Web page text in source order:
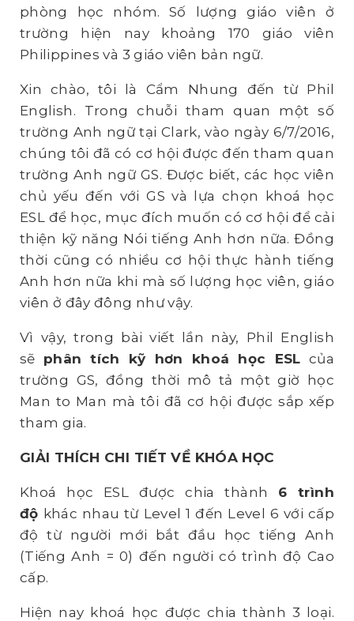
phòng học nhóm. Số lượng giáo viên ở
trường hiện nay khoảng 170 giáo viên
Philippines và 3 giáo viên bản ngữ.
Xin chào, tôi là Cẩm Nhung đến từ Phil
English. Trong chuỗi tham quan một số
trường Anh ngữ tại Clark, vào ngày 6/7/2016,
chúng tôi đã có cơ hội được đến tham quan
trường Anh ngữ GS. Được biết, các học viên
chủ yếu đến với GS và lựa chọn khoá học
ESL để học, mục đích muốn có cơ hội để cải
thiện kỹ năng Nói tiếng Anh hơn nữa. Đồng
thời cũng có nhiều cơ hội thực hành tiếng
Anh hơn nữa khi mà số lượng học viên, giáo
viên ở đây đông như vậy.
Vì vậy, trong bài viết lần này, Phil English
sẽ phân tích kỹ hơn khoá học ESL của
trường GS, đồng thời mô tả một giờ học
Man to Man mà tôi đã cơ hội được sắp xếp
tham gia.
GIẢI THÍCH CHI TIẾT VỀ KHÓA HỌC
Khoá học ESL được chia thành 6 trình
độ khác nhau từ Level 1 đến Level 6 với cấp
độ từ người mới bắt đầu học tiếng Anh
(Tiếng Anh = 0) đến người có trình độ Cao
cấp.
Hiện nay khoá học được chia thành 3 loại.